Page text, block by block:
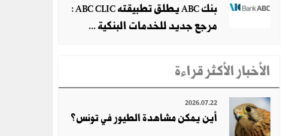
بنك ABC يطلق تطبيقته ABC CLIC :
مرجع جديد للخدمات البنكية ...
الأخبار الأكثر قراءة
2026.07.22
أين يمكن مشاهدة الطيور في تونس؟